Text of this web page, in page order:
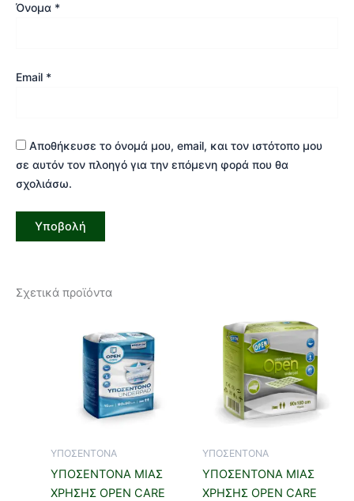
Όνομα *
Email *
Αποθήκευσε το όνομά μου, email, και τον ιστότοπο μου
σε αυτόν τον πλοηγό για την επόμενη φορά που θα
σχολιάσω.
Σχετικά προϊόντα
ΥΠΟΣΕΝΤΟΝΑ
ΥΠΟΣΕΝΤΟΝΑ ΜΙΑΣ
ΧΡΗΣΗΣ OPEN CARE
ΥΠΟΣΕΝΤΟΝΑ
ΥΠΟΣΕΝΤΟΝΑ ΜΙΑΣ
ΧΡΗΣΗΣ OPEN CARE